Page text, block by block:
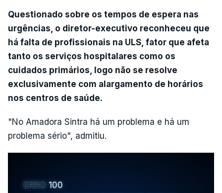
Questionado sobre os tempos de espera nas
urgências, o diretor-executivo reconheceu que
há falta de profissionais na ULS, fator que afeta
tanto os serviços hospitalares como os
cuidados primários, logo não se resolve
exclusivamente com alargamento de horários
nos centros de saúde.
"No Amadora Sintra há um problema e há um
problema sério", admitiu.
ERRO 100